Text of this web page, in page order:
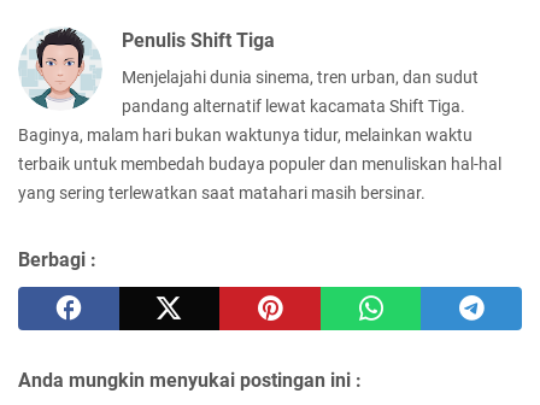
Penulis Shift Tiga
Menjelajahi dunia sinema, tren urban, dan sudut
pandang alternatif lewat kacamata Shift Tiga.
Baginya, malam hari bukan waktunya tidur, melainkan waktu
terbaik untuk membedah budaya populer dan menuliskan hal-hal
yang sering terlewatkan saat matahari masih bersinar.
Berbagi :
Anda mungkin menyukai postingan ini :